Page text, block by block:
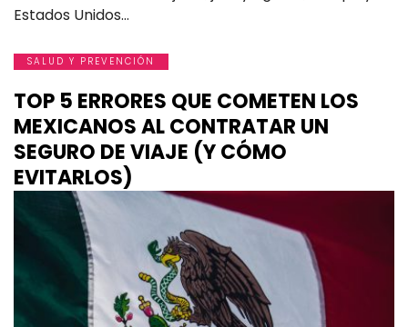
Estados Unidos…
SALUD Y PREVENCIÓN
TOP 5 ERRORES QUE COMETEN LOS
MEXICANOS AL CONTRATAR UN
SEGURO DE VIAJE (Y CÓMO
EVITARLOS)